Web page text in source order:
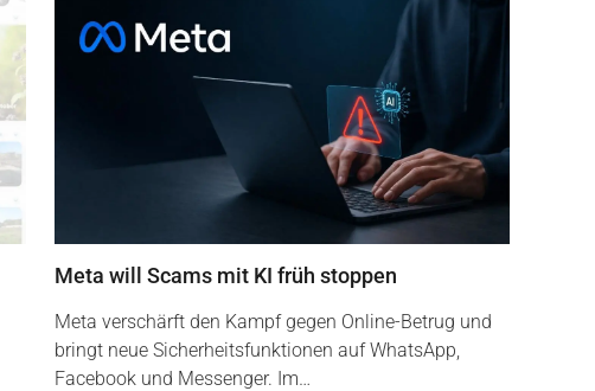
Meta will Scams mit KI früh stoppen
Meta verschärft den Kampf gegen Online-Betrug und
bringt neue Sicherheitsfunktionen auf WhatsApp,
Facebook und Messenger. Im…